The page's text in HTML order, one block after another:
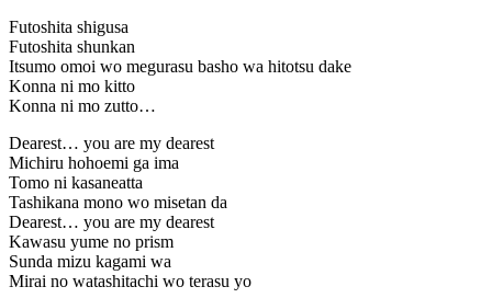
Futoshita shigusa
Futoshita shunkan
Itsumo omoi wo megurasu basho wa hitotsu dake
Konna ni mo kitto
Konna ni mo zutto…
Dearest… you are my dearest
Michiru hohoemi ga ima
Tomo ni kasaneatta
Tashikana mono wo misetan da
Dearest… you are my dearest
Kawasu yume no prism
Sunda mizu kagami wa
Mirai no watashitachi wo terasu yo